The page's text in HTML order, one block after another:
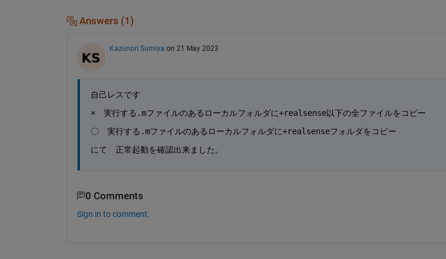
Answers (1)
Kazunori Sumiya on 21 May 2023
自己レスです
×　実行する.mファイルのあるローカルフォルダに+realsense以下の全ファイルをコピー
〇　実行する.mファイルのあるローカルフォルダに+realsenseフォルダをコピー
にて　正常起動を確認出来ました。
0 Comments
Sign in to comment.